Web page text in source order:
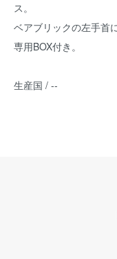
ス。
ベアブリックの左手首
専用BOX付き。
生産国 / --